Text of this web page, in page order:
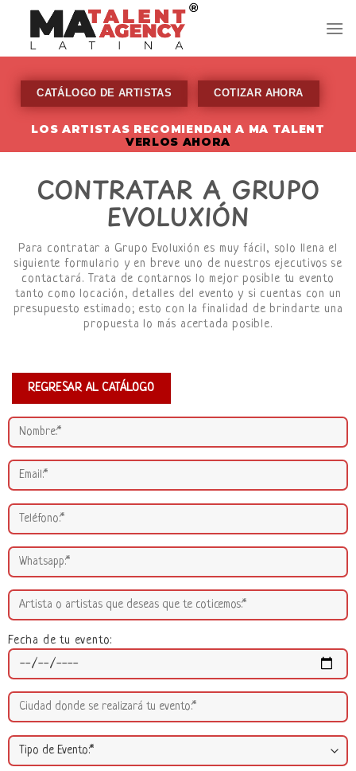
content
CATÁLOGO DE ARTISTAS COTIZAR AHORA
LOS ARTISTAS RECOMIENDAN A MA TALENT
VERLOS AHORA
CONTRATAR A GRUPO
EVOLUXIÓN
Para contratar a Grupo Evoluxión es muy fácil, solo llena el
siguiente formulario y en breve uno de nuestros ejecutivos se
contactará. Trata de contarnos lo mejor posible tu evento
tanto como locación, detalles del evento y si cuentas con un
presupuesto estimado; esto con la finalidad de brindarte una
propuesta lo más acertada posible.
REGRESAR AL CATÁLOGO
Fecha de tu evento: